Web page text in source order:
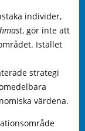
individer,
, gör inte att
Istället
strategi
värdena.